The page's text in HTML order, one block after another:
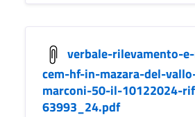
verbale-rilevamento-
cem-hf-in-mazara-del-
marconi-50-il-10122024-
63993_24.pdf